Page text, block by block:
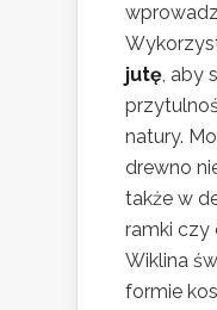
jutę, aby
natury.
drewno
także w
ramki czy
Wiklina
formie